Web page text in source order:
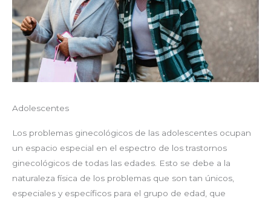
Adolescentes
Los problemas ginecológicos de las adolescentes ocupan
un espacio especial en el espectro de los trastornos
ginecológicos de todas las edades. Esto se debe a la
naturaleza física de los problemas que son tan únicos,
especiales y específicos para el grupo de edad, que